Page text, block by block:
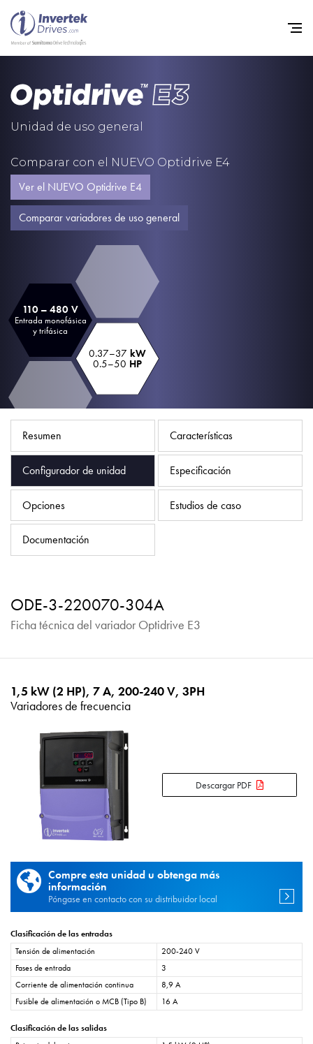
Unidad de uso general
Comparar con el NUEVO Optidrive E4
Ver el NUEVO Optidrive E4
Comparar variadores de uso general
110 – 480 V
Entrada monofásica
y trifásica
0.37–37 kW
0.5–50 HP
Resumen Características
Configurador de unidad Especificación
Opciones Estudios de caso
Documentación
ODE-3-220070-304A
Ficha técnica del variador Optidrive E3
1,5 kW (2 HP), 7 A, 200-240 V, 3PH
Variadores de frecuencia
Descargar PDF
Compre esta unidad u obtenga más
información
Póngase en contacto con su distribuidor local
Clasificación de las entradas
Tensión de alimentación
200-240 V
Fases de entrada
3
Corriente de alimentación continua
8,9 A
Fusible de alimentación o MCB (Tipo B)
16 A
Clasificación de las salidas